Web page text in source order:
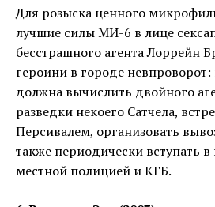
Для розыска ценного
лучшие силы МИ-6 в лице
бесстрашного агента Лоррейн
героини в городе
должна вычислить двойного
разведки некоего Сатчела,
Персивалем, организовать
также периодически вступать
местной полицией и КГБ.